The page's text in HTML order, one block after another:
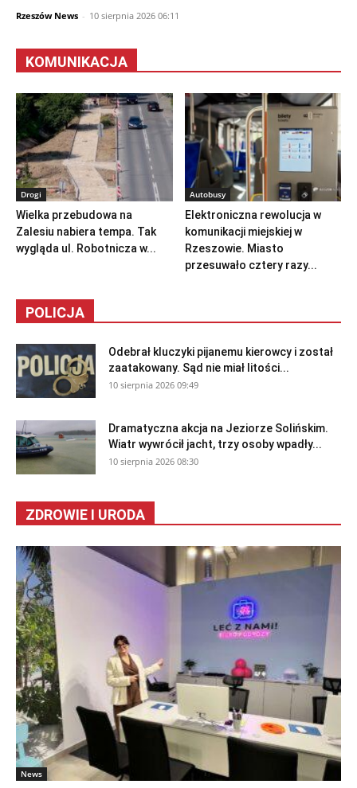
Rzeszów News - 10 sierpnia 2026 06:11
KOMUNIKACJA
Drogi
Wielka przebudowa na
Zalesiu nabiera tempa. Tak
wygląda ul. Robotnicza w...
Autobusy
Elektroniczna rewolucja w
komunikacji miejskiej w
Rzeszowie. Miasto
przesuwało cztery razy...
POLICJA
Odebrał kluczyki pijanemu kierowcy i został
zaatakowany. Sąd nie miał litości...
10 sierpnia 2026 09:49
Dramatyczna akcja na Jeziorze Solińskim.
Wiatr wywrócił jacht, trzy osoby wpadły...
10 sierpnia 2026 08:30
ZDROWIE I URODA
News